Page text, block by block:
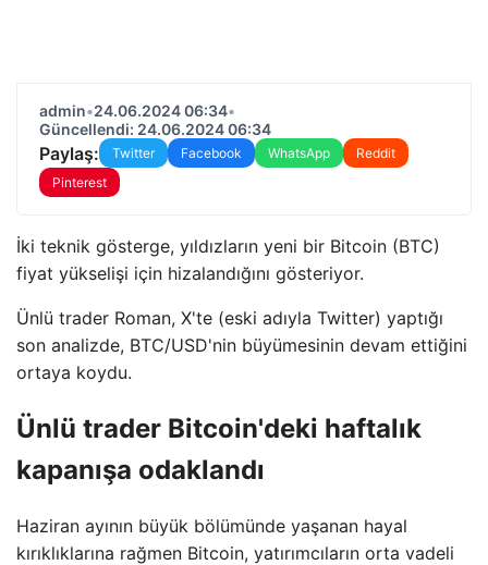
admin•24.06.2024 06:34•
Güncellendi: 24.06.2024 06:34
Paylaş: Twitter Facebook WhatsApp
Reddit
Pinterest
İki teknik gösterge, yıldızların yeni bir Bitcoin (BTC)
fiyat yükselişi için hizalandığını gösteriyor.
Ünlü trader Roman, X'te (eski adıyla Twitter) yaptığı
son analizde, BTC/USD'nin büyümesinin devam ettiğini
ortaya koydu.
Ünlü trader Bitcoin'deki haftalık
kapanışa odaklandı
Haziran ayının büyük bölümünde yaşanan hayal
kırıklıklarına rağmen Bitcoin, yatırımcıların orta vadeli